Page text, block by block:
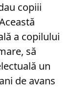
copiii
a copilului
să
un
de avans